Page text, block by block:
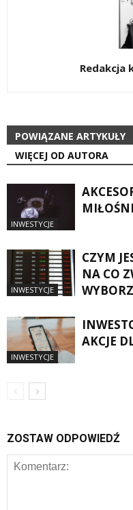
Redakcja
POWIĄZANE ARTYKUŁY
WIĘCEJ OD AUTORA
INWESTYCJE
INWESTYCJE
CZYM
NA CO
INWESTYCJE
AKCJE
ZOSTAW ODPOWIEDŹ